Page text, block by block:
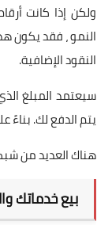
ولكن إذا كانت
النمو ، فقد يكون
النقود الإضافية.
سيعتمد المبلغ
يتم الدفع لك. بناءً
هناك العديد من
بيع خدماتك